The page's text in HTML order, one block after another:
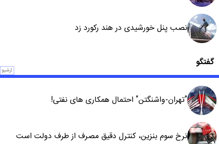
نصب پنل خورشیدی در هند رکورد زد
گفتگو
آرشیو
"تهران-واشنگتن" احتمال همکاری های نفتی!
نرخ سوم بنزین، کنترل دقیق مصرف از طرف دولت است